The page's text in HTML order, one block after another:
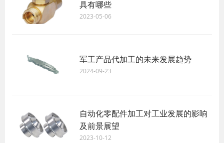
具有哪些
2023-05-06
军工产品代加工的未来发展趋势
2024-09-23
自动化零配件加工对工业发展的影响
及前景展望
2023-10-12